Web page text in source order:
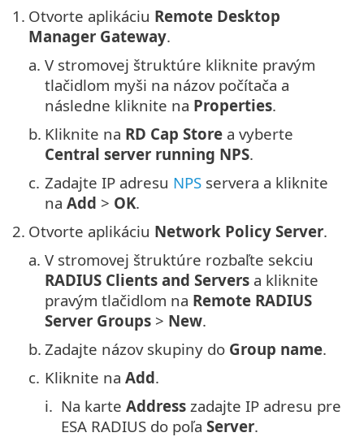
1. Otvorte aplikáciu Remote Desktop
Manager Gateway.
a. V stromovej štruktúre kliknite pravým
tlačidlom myši na názov počítača a
následne kliknite na Properties.
b. Kliknite na RD Cap Store a vyberte
Central server running NPS.
c. Zadajte IP adresu NPS servera a kliknite
na Add > OK.
2. Otvorte aplikáciu Network Policy Server.
a. V stromovej štruktúre rozbaľte sekciu
RADIUS Clients and Servers a kliknite
pravým tlačidlom na Remote RADIUS
Server Groups > New.
b. Zadajte názov skupiny do Group name.
c. Kliknite na Add.
i. Na karte Address zadajte IP adresu pre
ESA RADIUS do poľa Server.